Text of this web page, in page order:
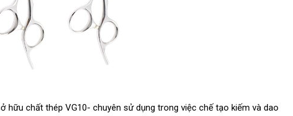
chất thép VG10- chuyên sử dụng trong việc chế tạo kiếm và dao